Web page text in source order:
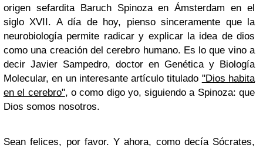
origen sefardita Baruch Spinozaen Ámsterdam en el
siglo XVII. A día de hoy, pienso sinceramente que la
neurobiología permite radicar y explicar la idea de dios
como una creación del cerebro humano. Es lo que vino a
decir Javier Sampedro, doctor en Genética y Biología
Molecular, en un interesante artículo titulado "Dios habita
en el cerebro", o como digo yo, siguiendo a Spinoza: que
Dios somos nosotros.
Sean felices, por favor. Y ahora, como decía Sócrates,